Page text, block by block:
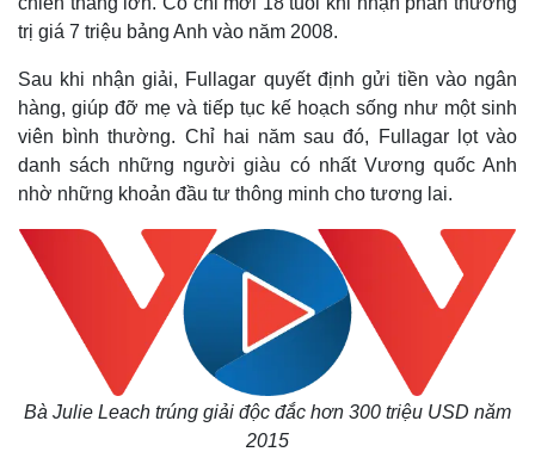
Quan sát
Cuộc sống đó đây
Hồ sơ
Video
E-Magazine
Infographic
trị giá 7 triệu bảng Anh vào năm 2008.
Sau khi nhận giải, Fullagar quyết định gửi tiền vào ngân
hàng, giúp đỡ mẹ và tiếp tục kế hoạch sống như một sinh
viên bình thường. Chỉ hai năm sau đó, Fullagar lọt vào
danh sách những người giàu có nhất Vương quốc Anh
nhờ những khoản đầu tư thông minh cho tương lai.
Bà Julie Leach trúng giải độc đắc hơn 300 triệu USD năm
2015